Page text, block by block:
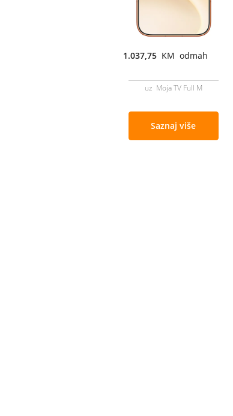
1.037,75 KM odmah
uz Moja TV Full M
Saznaj više